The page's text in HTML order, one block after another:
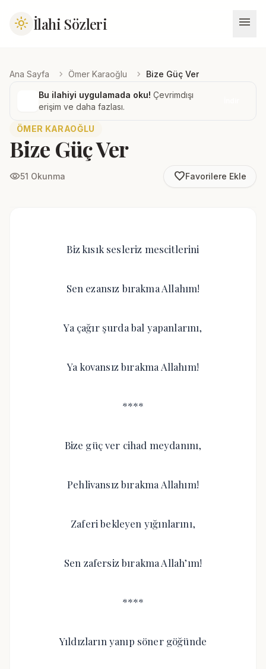
light_mode İlahi Sözleri menu
Ana Sayfa chevron_right Ömer Karaoğlu chevron_right Bize Güç Ver
Bu ilahiyi uygulamada oku! Çevrimdışı
erişim ve daha fazlası.
ÖMER KARAOĞLU
Bize Güç Ver
visibility51 Okunma favorite_borderFavorilere Ekle
Biz kısık sesleriz mescitlerini
Sen ezansız bırakma Allahım!
Ya çağır şurda bal yapanlarını,
Ya kovansız bırakma Allahım!
****
Bize güç ver cihad meydanını,
Pehlivansız bırakma Allahım!
Zaferi bekleyen yığınlarını,
Sen zafersiz bırakma Allah’ım!
****
Yıldızların yanıp söner göğünde